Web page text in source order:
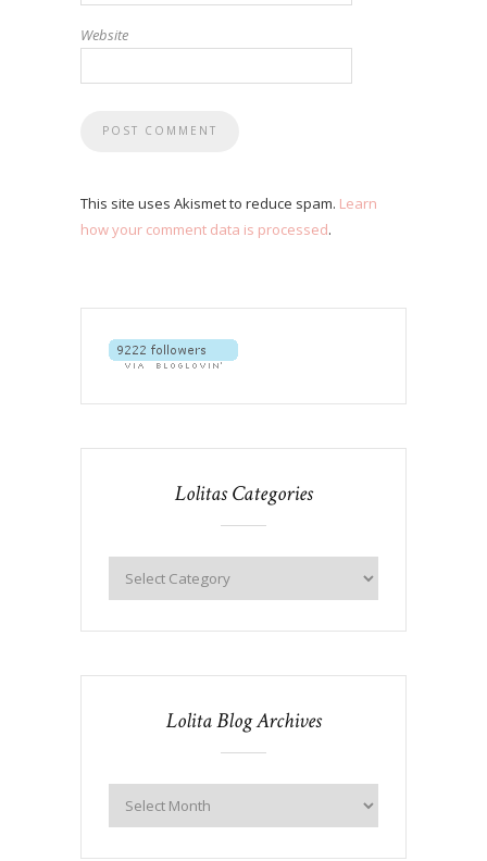
Website
This site uses Akismet to reduce spam. Learn
how your comment data is processed.
Lolitas Categories
Lolita Blog Archives